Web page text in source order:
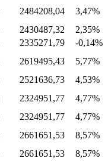
2484208,04
3,47%
2430487,32
2,35%
2335271,79
-0,14%
2619495,43
5,77%
2521636,73
4,53%
2324951,77
4,77%
2324951,77
4,77%
2661651,53
8,57%
2661651,53
8,57%